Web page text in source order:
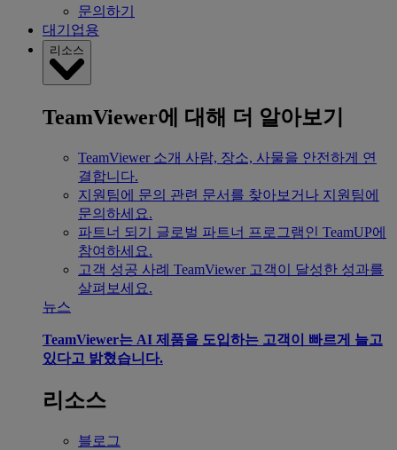
문의하기
대기업용
리소스
TeamViewer에 대해 더 알아보기
TeamViewer 소개 사람, 장소, 사물을 안전하게 연
결합니다.
지원팀에 문의 관련 문서를 찾아보거나 지원팀에
문의하세요.
파트너 되기
글로벌 파트너 프로그램인 TeamUP에
참여하세요.
고객 성공 사례 TeamViewer 고객이 달성한 성과를
살펴보세요.
뉴스
TeamViewer는 AI 제품을 도입하는 고객이 빠르게 늘고
있다고 밝혔습니다.
리소스
블로그